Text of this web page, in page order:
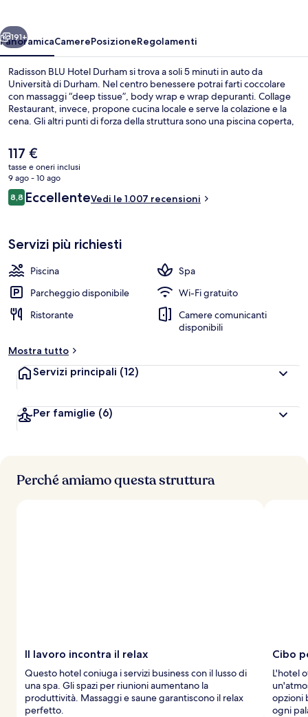
Avanti
191+
PanoramicaCamerePosizioneRegolamenti
Radisson BLU Hotel Durham si trova a soli 5 minuti in auto da
Università di Durham. Nel centro benessere potrai farti coccolare
con massaggi “deep tissue”, body wrap e wrap depuranti. Collage
Restaurant, invece, propone cucina locale e serve la colazione e la
cena. Gli altri punti di forza della struttura sono una piscina coperta,
lodano il personale gentile e la posizione invidiabile.
Il
prezzo
attuale
è
117 €
117 €
tasse e oneri inclusi
9 ago - 10 ago
Recensioni
8,88,8 su 10
EccellenteVedi le 1.007 recensioni
Servizi più richiesti
Piscina
Spa
Parcheggio disponibile
Wi-Fi gratuito
Ristorante
Camere comunicanti
disponibili
Mostra tutto
Servizi principali (12)
Per famiglie (6)
Perché amiamo questa struttura
Il lavoro incontra il relax
Questo hotel coniuga i servizi business con il lusso di
una spa. Gli spazi per riunioni aumentano la
produttività. Massaggi e saune garantiscono il relax
perfetto.
Cibo
L'hotel
opzioni
ogni